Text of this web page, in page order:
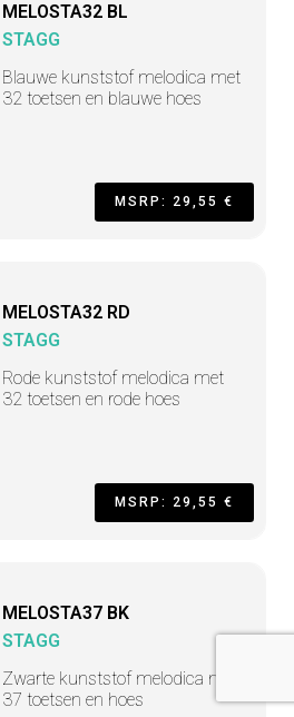
MELOSTA32 BL
STAGG
Blauwe kunststof melodica met
32 toetsen en blauwe hoes
MSRP: 29,55 €
MELOSTA32 RD
STAGG
Rode kunststof melodica met
32 toetsen en rode hoes
MSRP: 29,55 €
MELOSTA37 BK
STAGG
Zwarte kunststof melodica met
37 toetsen en hoes